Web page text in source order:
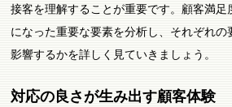
接客を理解することが重要です。顧客満
になった重要な要素を分析し、それぞれの
影響するかを詳しく見ていきましょう。
対応の良さが生み出す顧客体験